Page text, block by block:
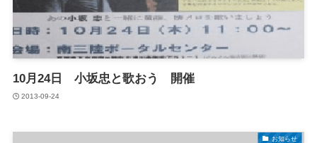
10月24日 小坂忠と歌おう 開催
2013-09-24
お知らせ